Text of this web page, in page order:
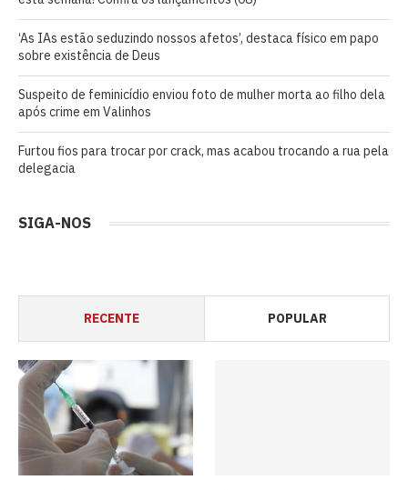
‘As IAs estão seduzindo nossos afetos’, destaca físico em papo
sobre existência de Deus
Suspeito de feminicídio enviou foto de mulher morta ao filho dela
após crime em Valinhos
Furtou fios para trocar por crack, mas acabou trocando a rua pela
delegacia
SIGA-NOS
RECENTE POPULAR